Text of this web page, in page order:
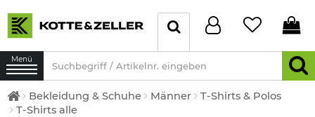
Menü
Bekleidung & Schuhe Männer
T-Shirts & Polos
T-Shirts alle